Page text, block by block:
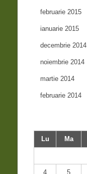
februarie 2015
ianuarie 2015
decembrie 2014
noiembrie 2014
martie 2014
februarie 2014
Lu
Ma
4 5